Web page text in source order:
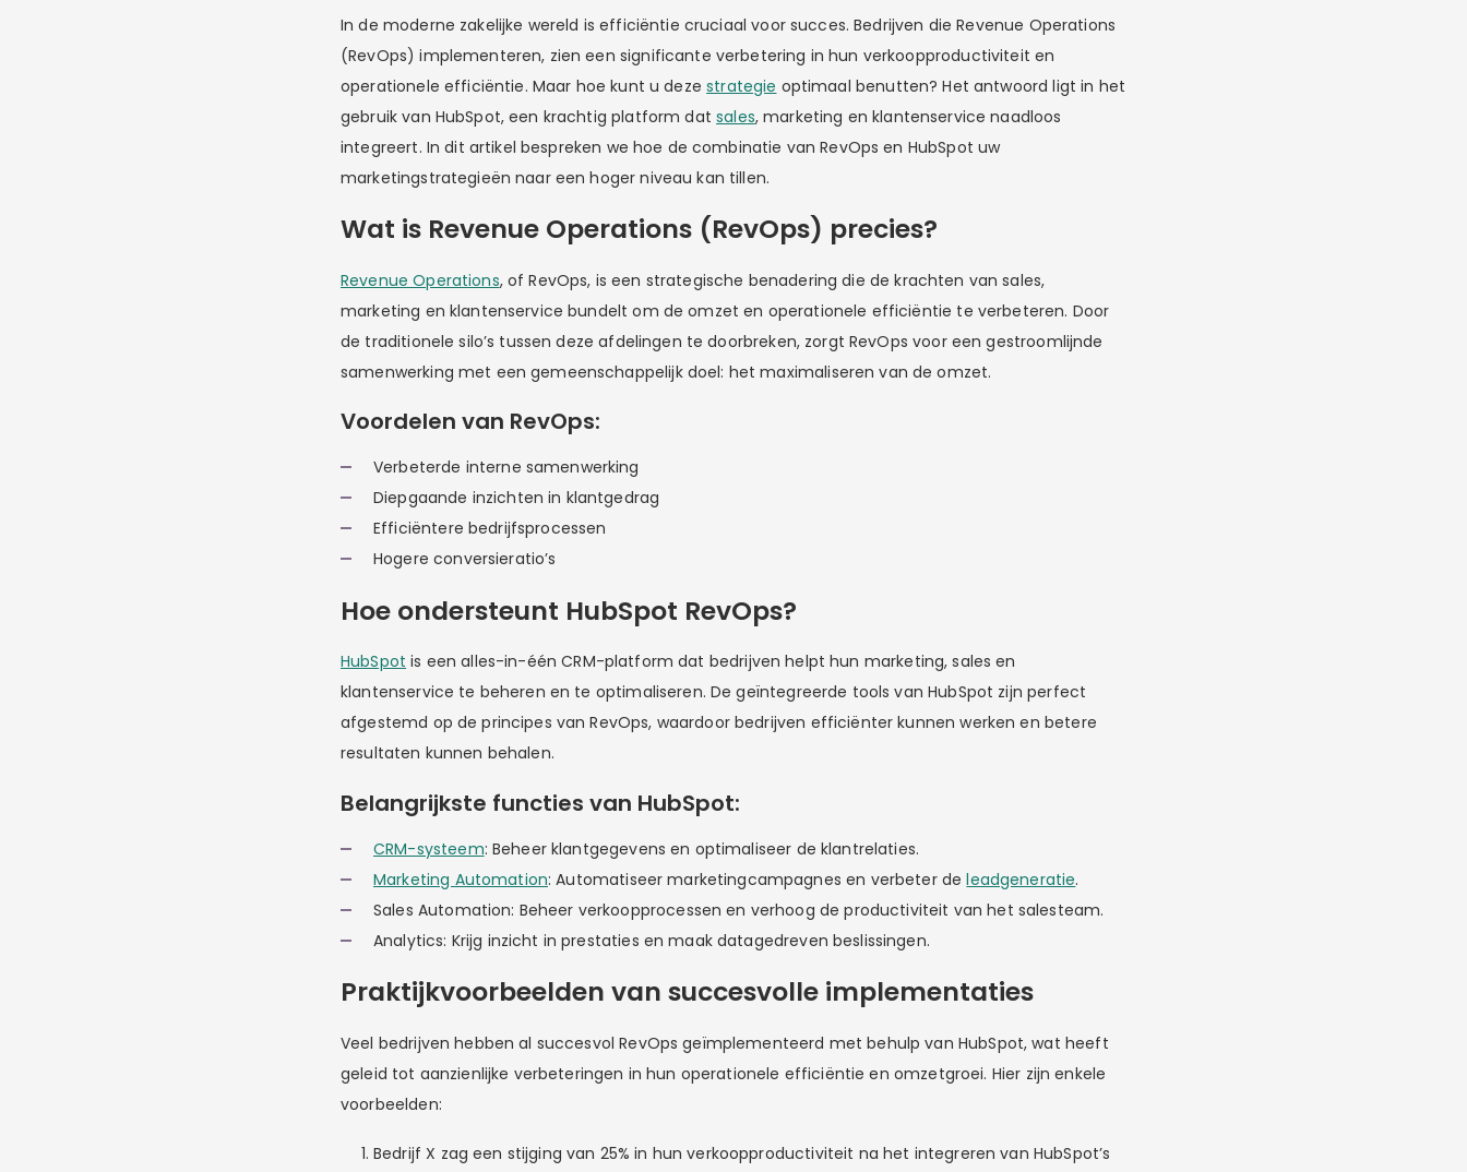
In de moderne zakelijke wereld is efficiëntie cruciaal voor succes. Bedrijven die Revenue Operations
(RevOps) implementeren, zien een significante verbetering in hun verkoopproductiviteit en
operationele efficiëntie. Maar hoe kunt u dezestrategie optimaal benutten? Het antwoord ligt in het
gebruik van HubSpot, een krachtig platform datsales, marketing en klantenservice naadloos
integreert. In dit artikel bespreken we hoe de combinatie van RevOps en HubSpot uw
marketingstrategieën naar een hoger niveau kan tillen.
Wat is Revenue Operations (RevOps) precies?
Revenue Operations, of RevOps, is een strategische benadering die de krachten van sales,
marketing en klantenservice bundelt om de omzet en operationele efficiëntie te verbeteren. Door
de traditionele silo’s tussen deze afdelingen te doorbreken, zorgt RevOps voor een gestroomlijnde
samenwerking met een gemeenschappelijk doel: het maximaliseren van de omzet.
Voordelen van RevOps:
Verbeterde interne samenwerking
Diepgaande inzichten in klantgedrag
Efficiëntere bedrijfsprocessen
Hogere conversieratio’s
Hoe ondersteunt HubSpot RevOps?
HubSpot is een alles-in-één CRM-platform dat bedrijven helpt hun marketing, sales en
klantenservice te beheren en te optimaliseren. De geïntegreerde tools van HubSpot zijn perfect
afgestemd op de principes van RevOps, waardoor bedrijven efficiënter kunnen werken en betere
resultaten kunnen behalen.
Belangrijkste functies van HubSpot:
CRM-systeem: Beheer klantgegevens en optimaliseer de klantrelaties.
Marketing Automation: Automatiseer marketingcampagnes en verbeter deleadgeneratie.
Sales Automation: Beheer verkoopprocessen en verhoog de productiviteit van het salesteam.
Analytics: Krijg inzicht in prestaties en maak datagedreven beslissingen.
Praktijkvoorbeelden van succesvolle implementaties
Veel bedrijven hebben al succesvol RevOps geïmplementeerd met behulp van HubSpot, wat heeft
geleid tot aanzienlijke verbeteringen in hun operationele efficiëntie en omzetgroei. Hier zijn enkele
voorbeelden:
Bedrijf X zag een stijging van 25% in hun verkoopproductiviteit na het integreren van HubSpot’s